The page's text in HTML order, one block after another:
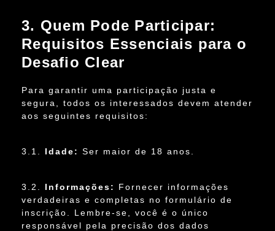
3. Quem Pode Participar:
Requisitos Essenciais para o
Desafio Clear
Para garantir uma participação justa e
segura, todos os interessados devem atender
aos seguintes requisitos:
3.1. Idade: Ser maior de 18 anos.
3.2. Informações:
Fornecer informações
verdadeiras e completas no formulário de
inscrição. Lembre-se, você é o único
responsável pela precisão dos dados